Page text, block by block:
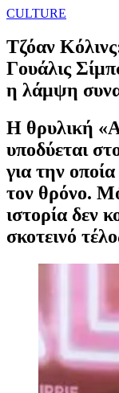
CULTURE
Τζόαν
Γουάλις
η λάμψη
Η θρυλική
υποδύεται
για την
τον θρόνο.
ιστορία δεν
σκοτεινό